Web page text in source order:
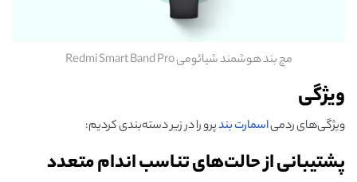
مچ بند هوشمند شیائومی Redmi Smart Band Pro
ویژگی
ویژگی‌های ردمیاسمارت بندپرو را در زیر دسته‌بندی کردیم:
پشتیبانی از حالت‌های تناسب اندام متعدد